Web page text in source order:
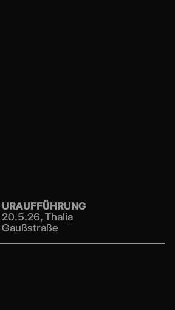
URAUFFÜHRUNG
20.5.26, Thalia
Gaußstraße